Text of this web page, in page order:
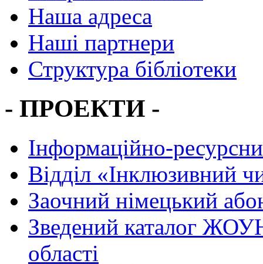
Наша адреса
Наші партнери
Структура бібліотеки
- ПРОЕКТИ -
Інформаційно-
Вiддiл «Інклюзивний
Заочний німецький
Зведений каталог
області